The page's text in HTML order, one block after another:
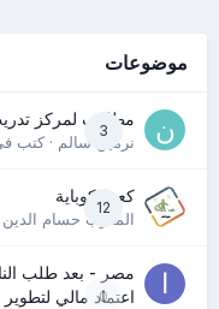
موضوعات
3
مطلوب لمركز
نرمين سالم· كتب
12
كعب كوباية
المدرب حسام الدين
0
مصر - بعد طلب
اعتماد مالي